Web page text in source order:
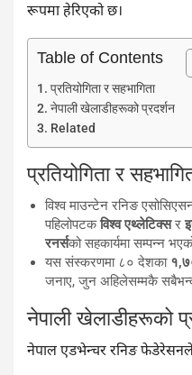
रूपमा हेरिएको छ।
Table of Contents
प्रतियोगिता र सहभागिता
नेपाली खेलाडीहरूको प्रदर्शन
Related
प्रतियोगिता र
विश्व माउन्टेन रनिङ
पहिलोपटकविश्व एथ्लेटिक्सर
रनर्सको सहकार्यमा सम्पन्न
यस संस्करणमा ८० देशका
जनाए, जुन अहिलेसम्मकै
नेपाली खेलाडीहरूको
नेपाल एडभेन्चर रनिङ